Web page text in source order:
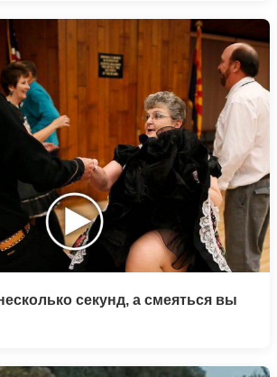
секунд, а смеяться вы